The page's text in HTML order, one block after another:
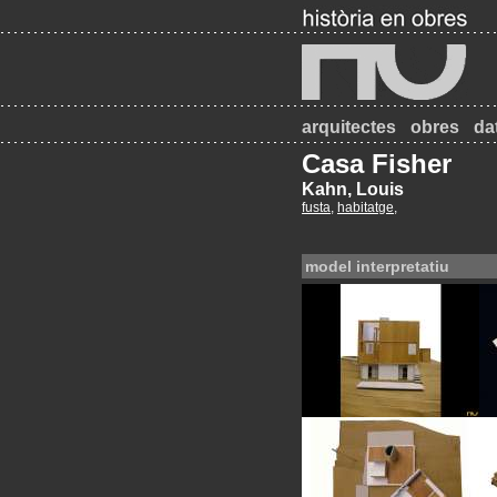
arquitectes obres
Casa Fisher
Kahn, Louis
fusta, habitatge,
model interpretatiu